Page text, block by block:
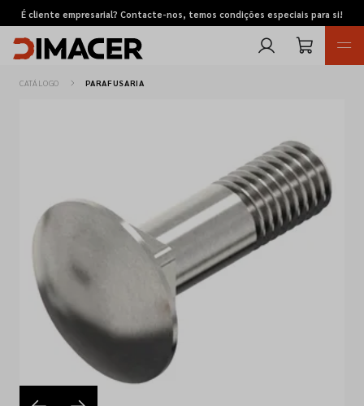
É cliente empresarial? Contacte-nos, temos condições especiais para si!
Retomas
Marcas
Favoritos
Empresa
CATÁLOGO PARAFUSARIA